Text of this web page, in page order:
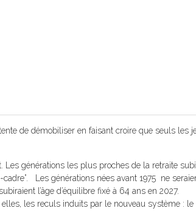
de démobiliser en faisant croire que seuls les
Les générations les plus proches de la retraite
cadre”. Les générations nées avant 1975 ne
l’âge d’équilibre fixé à 64 ans en 2027.
elles, les reculs induits par le nouveau système : le